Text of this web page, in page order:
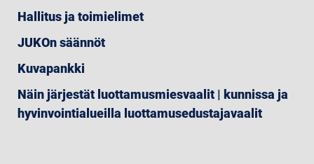
Hallitus ja toimielimet
JUKOn säännöt
Kuvapankki
Näin järjestät luottamusmiesvaalit | kunnissa ja
hyvinvointialueilla luottamusedustajavaalit